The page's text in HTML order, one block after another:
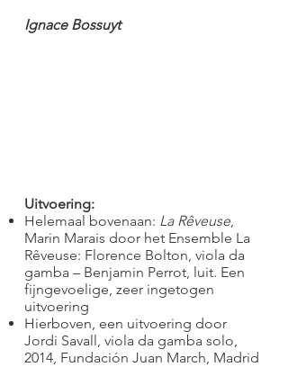
Ignace Bossuyt
Uitvoering:
Helemaal bovenaan: La Rêveuse,
Marin Marais door het Ensemble La
Rêveuse: Florence Bolton, viola da
gamba – Benjamin Perrot, luit. Een
fijngevoelige, zeer ingetogen
uitvoering
Hierboven, een uitvoering door
Jordi Savall, viola da gamba solo,
2014, Fundación Juan March, Madrid